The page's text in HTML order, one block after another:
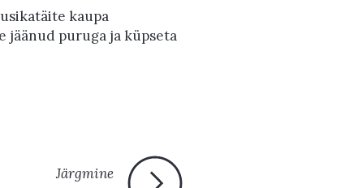
kaupa
jäänud puruga ja küpseta
Järgmine